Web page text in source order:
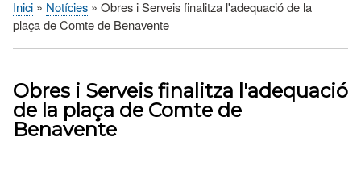
Fil
Inici Notícies
Obres i Serveis finalitza l'adequació de la
plaça de Comte de Benavente
Obres i Serveis finalitza l'adequació
de la plaça de Comte de
Benavente